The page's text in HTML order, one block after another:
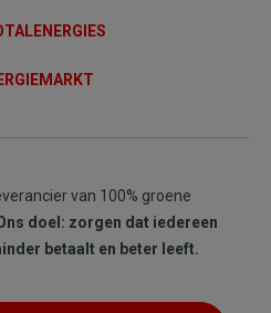
van 100% groene
doel: zorgen dat iedereen
betaalt en beter leeft.